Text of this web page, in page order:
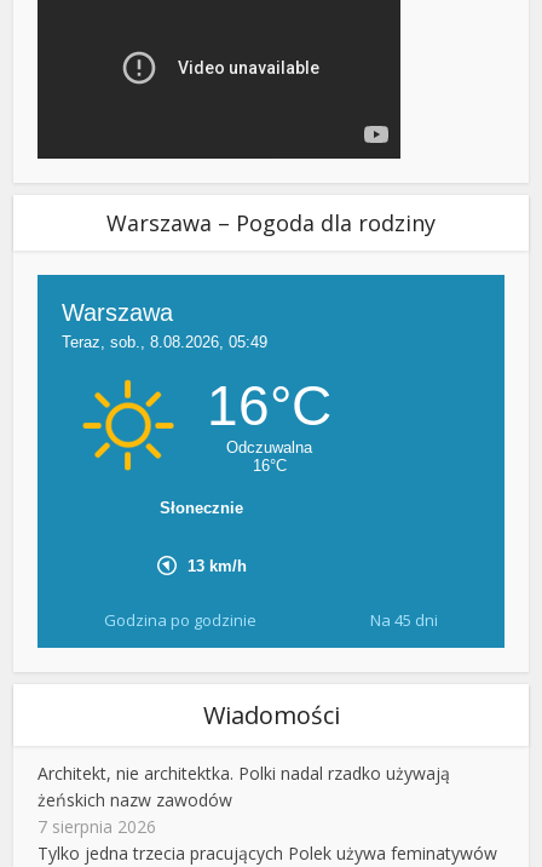
Warszawa – Pogoda dla rodziny
Godzina po godzinie Na 45 dni
Wiadomości
Architekt, nie architektka. Polki nadal rzadko używają
żeńskich nazw zawodów
7 sierpnia 2026
Tylko jedna trzecia pracujących Polek używa feminatywów